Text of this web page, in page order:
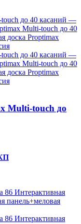
Multi-touch до